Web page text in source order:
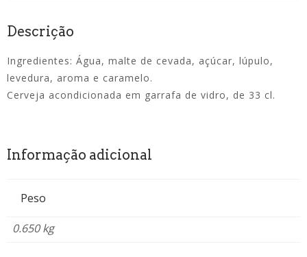
Descrição
Ingredientes: Água, malte de cevada, açúcar, lúpulo,
levedura, aroma e caramelo.
Cerveja acondicionada em garrafa de vidro, de 33 cl.
Informação adicional
Peso
0.650 kg